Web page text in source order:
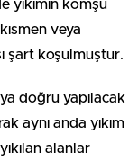
yıkımın komşu
veya
şart koşulmuştur.
doğru yapılacak
aynı anda yıkım
alanlar